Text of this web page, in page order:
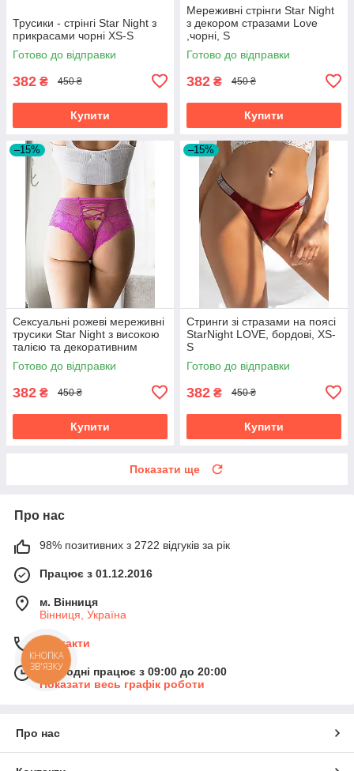
Трусики - стрінгі Star Night з
прикрасами чорні XS-S
Готово до відправки
382 ₴ 450 ₴
Купити
Мереживні стрінги Star Night
з декором стразами Love
,чорні, S
Готово до відправки
382 ₴ 450 ₴
Купити
–15%
Сексуальні рожеві мереживні
трусики Star Night з високою
талією та декоративним
шнурівкою.
Готово до відправки
382 ₴ 450 ₴
Купити
–15%
Стринги зі стразами на поясі
StarNight LOVE, бордові, XS-
S
Готово до відправки
382 ₴ 450 ₴
Купити
Показати ще
Про нас
98% позитивних з 2722 відгуків за рік
Працює з 01.12.2016
м. Вінниця
Вінниця, Україна
Контакти
Сьогодні працює з 09:00 до 20:00
Показати весь графік роботи
Про нас
КНОПКА
ЗВ'ЯЗКУ